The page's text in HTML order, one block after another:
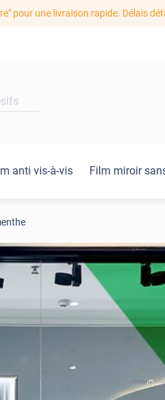
pour une livraison rapide. Délais
anti vis-à-vis Film miroir